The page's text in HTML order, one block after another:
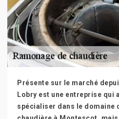
Présente sur le marché
Lobry est une entreprise qui
spécialiser dans le domaine